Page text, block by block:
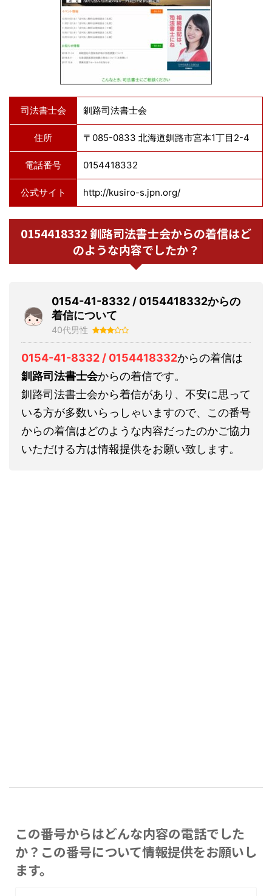
司法書士会 釧路司法書士会
住所 〒085-0833 北海道釧路市宮本1丁目2-4
電話番号 0154418332
公式サイト http://kusiro-s.jpn.org/
0154418332 釧路司法書士会からの着信はど
のような内容でしたか？
0154-41-8332 / 0154418332からの
着信について
40代男性
0154-41-8332 / 0154418332からの着信は
釧路司法書士会からの着信です。
釧路司法書士会から着信があり、不安に思って
いる方が多数いらっしゃいますので、この番号
からの着信はどのような内容だったのかご協力
いただける方は情報提供をお願い致します。
この番号からはどんな内容の電話でした
か？この番号について情報提供をお願いし
ます。